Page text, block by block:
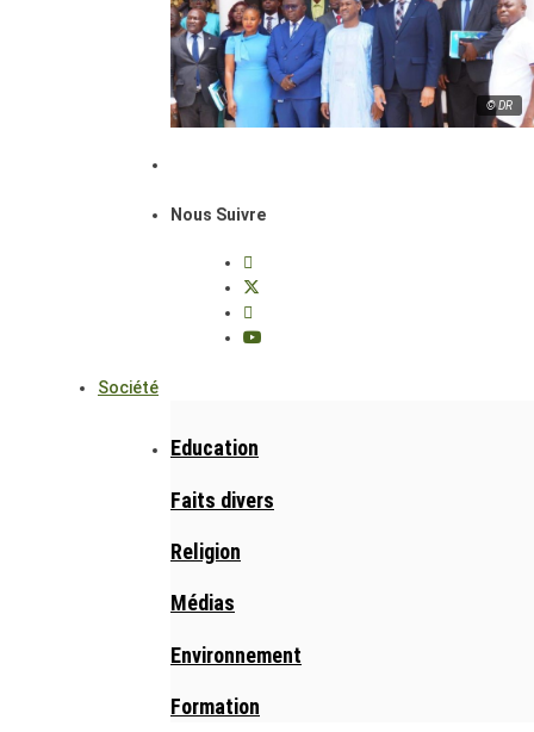
© DR
Nous Suivre
Société
Education
Faits divers
Religion
Médias
Environnement
Formation